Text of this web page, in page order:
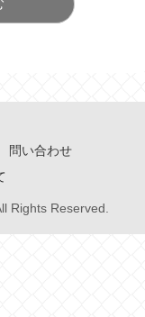
問い合わせ
Rights Reserved.